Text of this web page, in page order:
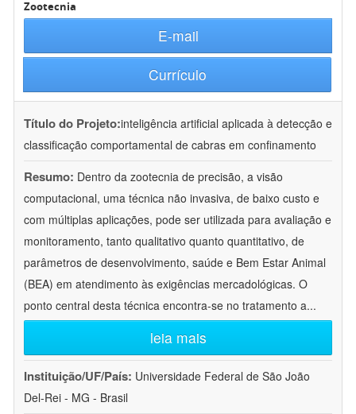
Zootecnia
E-mail
Currículo
Título do Projeto:inteligência artificial aplicada à detecção e
classificação comportamental de cabras em confinamento
Resumo: Dentro da zootecnia de precisão, a visão
computacional, uma técnica não invasiva, de baixo custo e
com múltiplas aplicações, pode ser utilizada para avaliação e
monitoramento, tanto qualitativo quanto quantitativo, de
parâmetros de desenvolvimento, saúde e Bem Estar Animal
(BEA) em atendimento às exigências mercadológicas. O
ponto central desta técnica encontra-se no tratamento a...
leia mais
Instituição/UF/País: Universidade Federal de São João
Del-Rei - MG - Brasil